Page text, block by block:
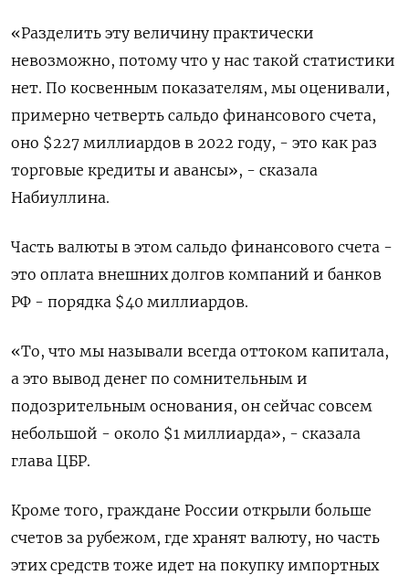
«Разделить эту величину практически
невозможно, потому что у нас такой статистики
нет. По косвенным показателям, мы оценивали,
примерно четверть сальдо финансового счета,
оно $227 миллиардов в 2022 году, - это как раз
торговые кредиты и авансы», - сказала
Набиуллина.
Часть валюты в этом сальдо финансового счета -
это оплата внешних долгов компаний и банков
РФ - порядка $40 миллиардов.
«То, что мы называли всегда оттоком капитала,
а это вывод денег по сомнительным и
подозрительным основания, он сейчас совсем
небольшой - около $1 миллиарда», - сказала
глава ЦБР.
Кроме того, граждане России открыли больше
счетов за рубежом, где хранят валюту, но часть
этих средств тоже идет на покупку импортных